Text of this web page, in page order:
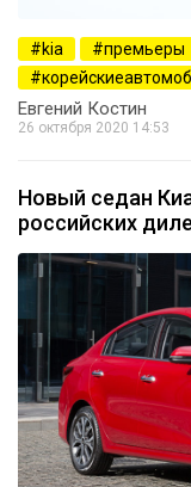
kia премьеры
Евгений Костин
26 октября 2020 14:53
Новый седан
российских